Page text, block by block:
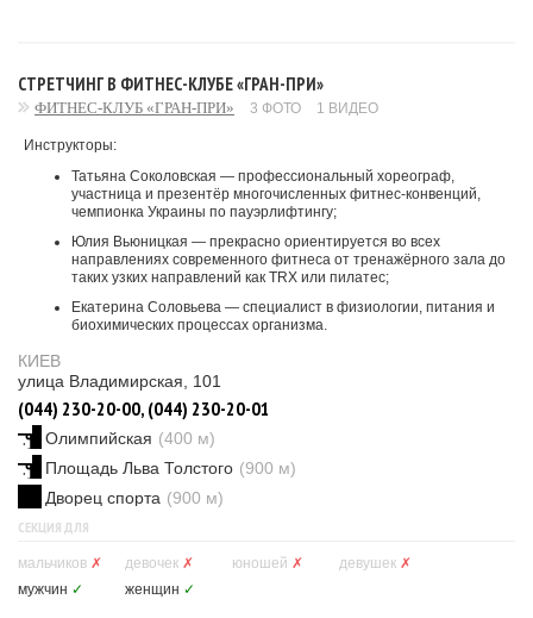
СТРЕТЧИНГ В ФИТНЕС-КЛУБЕ «ГРАН-ПРИ»
ФИТНЕС-КЛУБ «ГРАН-ПРИ» 3 ФОТО 1 ВИДЕО
Инструкторы:
Татьяна Соколовская — профессиональный хореограф,
участница и презентёр многочисленных фитнес-конвенций,
чемпионка Украины по пауэрлифтингу;
Юлия Вьюницкая — прекрасно ориентируется во всех
направлениях современного фитнеса от тренажёрного зала до
таких узких направлений как TRX или пилатес;
Екатерина Соловьева — специалист в физиологии, питания и
биохимических процессах организма.
КИЕВ
улица Владимирская, 101
(044) 230-20-00, (044) 230-20-01
Олимпийская (400 м)
Площадь Льва Толстого (900 м)
Дворец спорта (900 м)
СЕКЦИЯ ДЛЯ
мальчиков ✗ девочек ✗ юношей ✗ девушек ✗
мужчин ✓ женщин ✓